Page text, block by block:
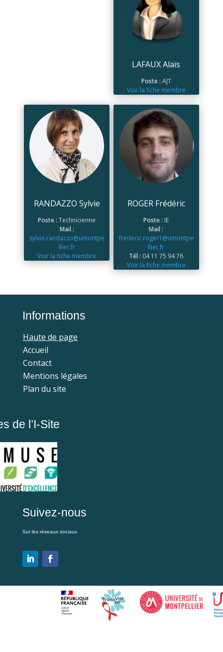
LAFAUX Alaïs
Poste : AJT
Voir la fiche membre
RANDAZZO Sylvie
Poste :Technicienne
Mail :
sylvie.randazzo@umontpe
llier.fr
Voir la fiche membre
ROGER Frédéric
Poste : IE
Mail :
frederic.roger1@umontpe
llier.fr
Tél : 04 11 75 94 76
Voir la fiche membre
Informations
Haute de page
Accueil
Contact
Mentions légales
Plan du site
de l’I-Site
Suivez-nous
Sur les réseaux sociaux